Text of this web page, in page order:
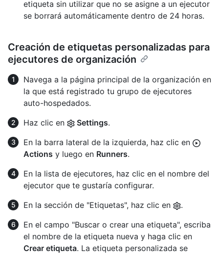
etiqueta sin utilizar que no se asigne a un ejecutor
se borrará automáticamente dentro de 24 horas.
Creación de etiquetas personalizadas para
ejecutores de organización
Navega a la página principal de la organización en
la que está registrado tu grupo de ejecutores
auto-hospedados.
Haz clic en
Settings.
En la barra lateral de la izquierda, haz clic en
Actions y luego en Runners.
En la lista de ejecutores, haz clic en el nombre del
ejecutor que te gustaría configurar.
En la sección de "Etiquetas", haz clic en
.
En el campo "Buscar o crear una etiqueta", escriba
el nombre de la etiqueta nueva y haga clic en
Crear etiqueta. La etiqueta personalizada se